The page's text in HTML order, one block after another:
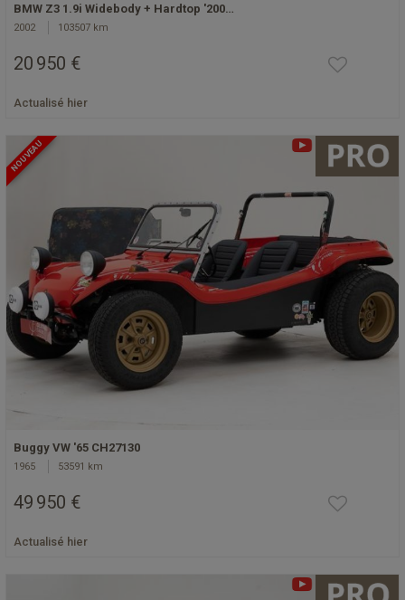
BMW Z3 1.9i Widebody + Hardtop '200…
2002 103507 km
20 950 €
Actualisé hier
NOUVEAU
Buggy VW '65 CH27130
1965 53591 km
49 950 €
Actualisé hier